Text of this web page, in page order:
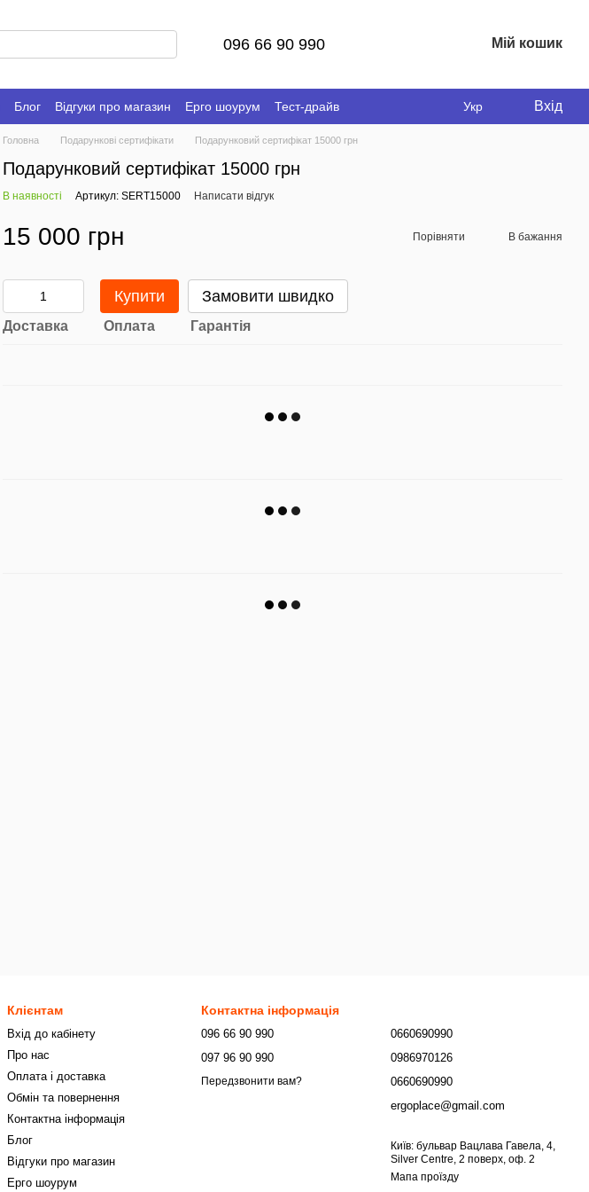
096 66 90 990 Мій кошик
Блог Відгуки про магазин Ерго шоурум
Тест-драйв
Укр Вхід
Головна Подарункові сертифікати Подарунковий сертифікат 15000 грн
Подарунковий сертифікат 15000 грн
В наявності Артикул: SERT15000 Написати відгук
15 000 грн Порівняти В бажання
Купити Замовити швидко
Доставка Оплата Гарантія
Клієнтам
Вхід до кабінету
Про нас
Оплата і доставка
Обмін та повернення
Контактна інформація
Блог
Відгуки про магазин
Ерго шоурум
Контактна інформація
096 66 90 990
097 96 90 990
Передзвонити вам?
0660690990
0986970126
0660690990
ergoplace@gmail.com
Київ: бульвар Вацлава Гавела, 4,
Silver Centre, 2 поверх, оф. 2
Мапа проїзду